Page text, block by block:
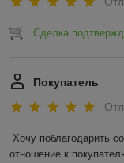
Сделка
Покупатель
Хочу поблагодарить
отношение к